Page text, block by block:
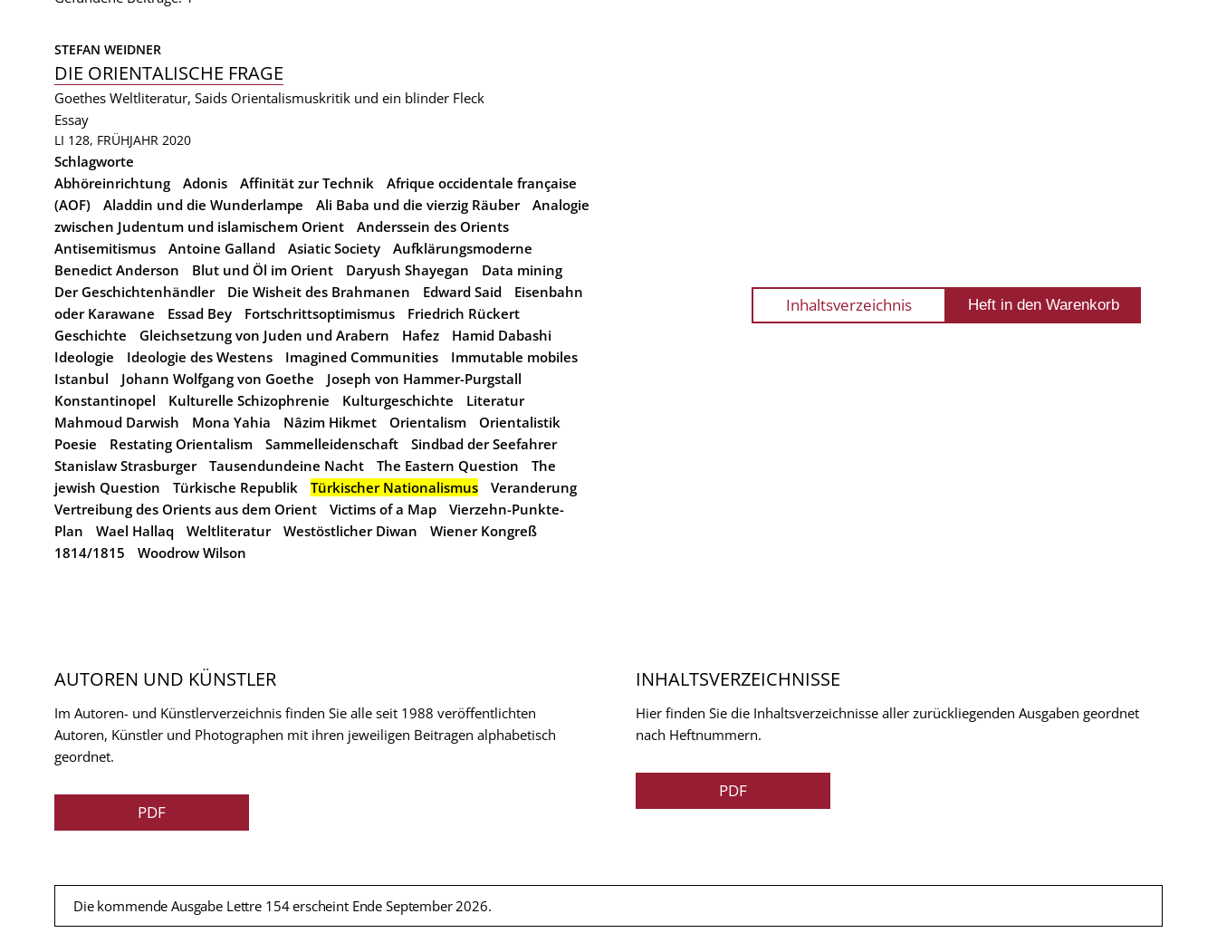
STEFAN WEIDNER
DIE ORIENTALISCHE FRAGE
Goethes Weltliteratur, Saids Orientalismuskritik und ein blinder Fleck
Essay
LI 128, FRÜHJAHR 2020
Schlagworte
Abhöreinrichtung
Adonis Affinität zur Technik
Afrique occidentale française
(AOF)
Aladdin und die Wunderlampe Ali Baba und die vierzig Räuber
Analogie
zwischen Judentum und islamischem Orient
Anderssein des Orients
Antisemitismus
Antoine Galland Asiatic Society
Aufklärungsmoderne
Benedict Anderson
Blut und Öl im Orient Daryush Shayegan
Data mining
Der Geschichtenhändler
Die Wisheit des Brahmanen Edward Said
Eisenbahn
oder Karawane
Essad Bey Fortschrittsoptimismus
Friedrich Rückert
Geschichte
Gleichsetzung von Juden und Arabern Hafez
Hamid Dabashi
Ideologie
Ideologie des Westens Imagined Communities
Immutable mobiles
Istanbul
Johann Wolfgang von Goethe
Joseph von Hammer-Purgstall
Konstantinopel
Kulturelle Schizophrenie Kulturgeschichte
Literatur
Mahmoud Darwish
Mona Yahia Nâzim Hikmet Orientalism
Orientalistik
Poesie
Restating Orientalism Sammelleidenschaft
Sindbad der Seefahrer
Stanislaw Strasburger
Tausendundeine Nacht The Eastern Question
The
jewish Question
Türkische Republik Türkischer Nationalismus
Veranderung
Vertreibung des Orients aus dem Orient
Victims of a Map
Vierzehn-Punkte-
Plan
Wael Hallaq Weltliteratur Westöstlicher Diwan
Wiener Kongreß
1814/1815
Woodrow Wilson
Inhaltsverzeichnis
AUTOREN UND KÜNSTLER
Im Autoren- und Künstlerverzeichnis finden Sie alle seit 1988 veröffentlichten
Autoren, Künstler und Photographen mit ihren jeweiligen Beitragen alphabetisch
geordnet.
PDF
INHALTSVERZEICHNISSE
Hier finden Sie die Inhaltsverzeichnisse aller zurückliegenden Ausgaben geordnet
nach Heftnummern.
PDF
Die kommende Ausgabe Lettre 154 erscheint Ende September 2026.